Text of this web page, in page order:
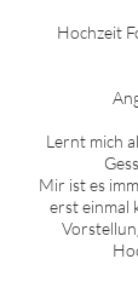
Hochzeit
Lernt mich
Mir ist es
erst einmal